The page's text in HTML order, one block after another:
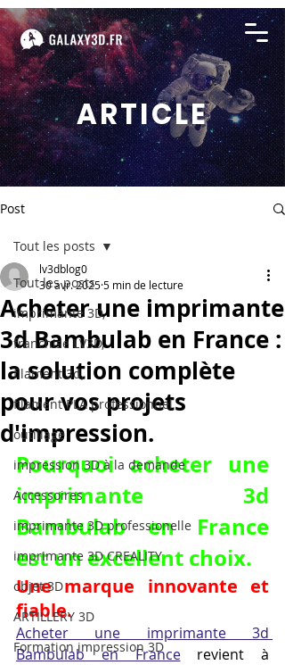
ARTICLE
Post
Tout les posts
imprimante 3D,
franchise LV3D,
filament 3d,
filament PLA professionnel
outillage
impression 3D à la demande
Accessoires
imprimante 3D professionelle
imprimante 3D CREALITY
objet 3D
ARTILLERY 3D
Formation impression 3D
Tout les posts
Acheter une imprimante
3d Bambulab en France :
la solution complète
pour vos projets
d'impression.
lv3dblog0
30 avr. 20255 min de lecture
Pourquoi acheter une
imprimante 3d
Bambulab en France
est un excellent choix.
Une marque innovante et
fiable.
Acheter une imprimante 3d
Bambulab en France revient à